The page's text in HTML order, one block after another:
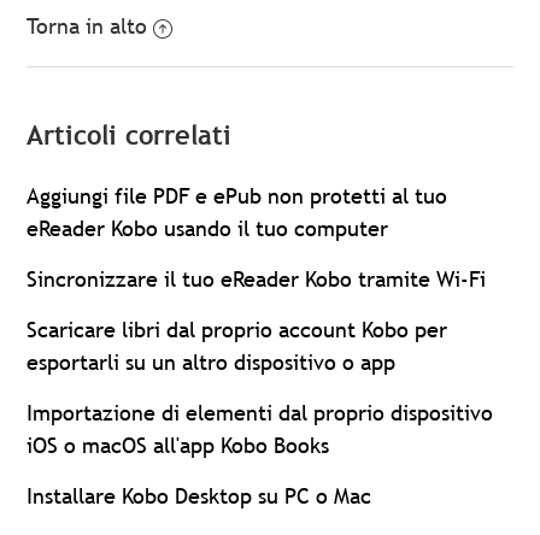
Torna in alto
Articoli correlati
Aggiungi file PDF e ePub non protetti al tuo
eReader Kobo usando il tuo computer
Sincronizzare il tuo eReader Kobo tramite Wi-Fi
Scaricare libri dal proprio account Kobo per
esportarli su un altro dispositivo o app
Importazione di elementi dal proprio dispositivo
iOS o macOS all'app Kobo Books
Installare Kobo Desktop su PC o Mac